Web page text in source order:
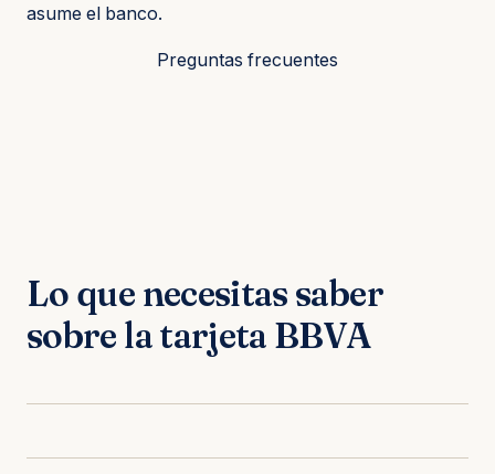
asume el banco.
Preguntas frecuentes
Lo que necesitas saber
sobre la tarjeta BBVA